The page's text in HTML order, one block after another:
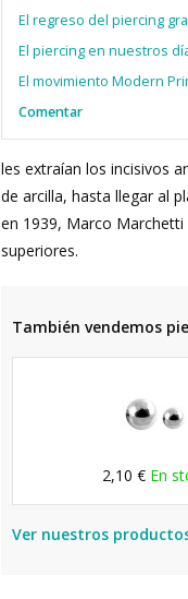
El regreso del piercing
El piercing en nuestros
El movimiento Modern
Comentar
les extraían los incisivos
de arcilla, hasta llegar al
en 1939, Marco
superiores.
También vendemos
2,10 € En
Ver nuestros